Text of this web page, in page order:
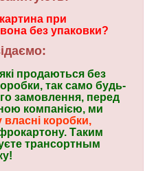
при
без упаковки?
продаються без
так само будь-
замовлення, перед
компанією, ми
коробки,
Таким
трансортным